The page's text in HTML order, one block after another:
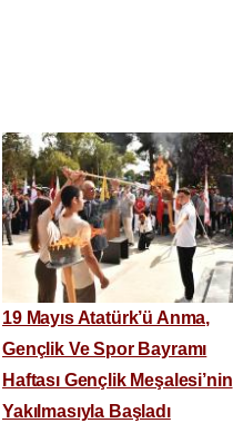
19 Mayıs Atatürk’ü Anma,
Gençlik Ve Spor Bayramı
Haftası Gençlik Meşalesi’nin
Yakılmasıyla Başladı